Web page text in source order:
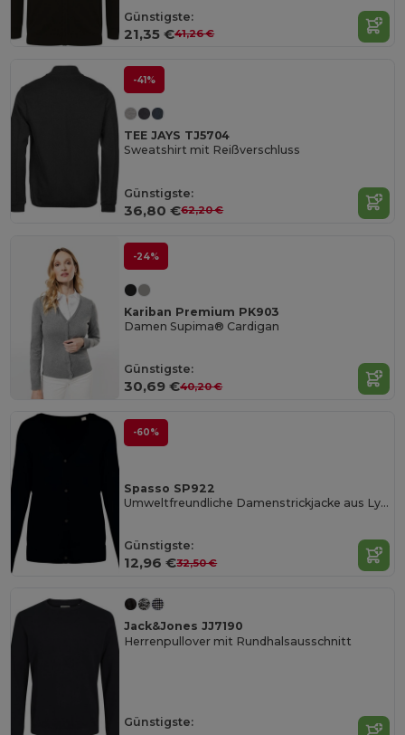
Günstigste:
21,35 €41,26 €
-41%
TEE JAYS TJ5704
Sweatshirt mit Reißverschluss
Günstigste:
36,80 €62,20 €
-24%
Kariban Premium PK903
Damen Supima® Cardigan
Günstigste:
30,69 €40,20 €
-60%
Spasso SP922
Umweltfreundliche Damenstrickjacke aus Lyocell
Günstigste:
12,96 €32,50 €
Jack&Jones JJ7190
Herrenpullover mit Rundhalsausschnitt
Günstigste: